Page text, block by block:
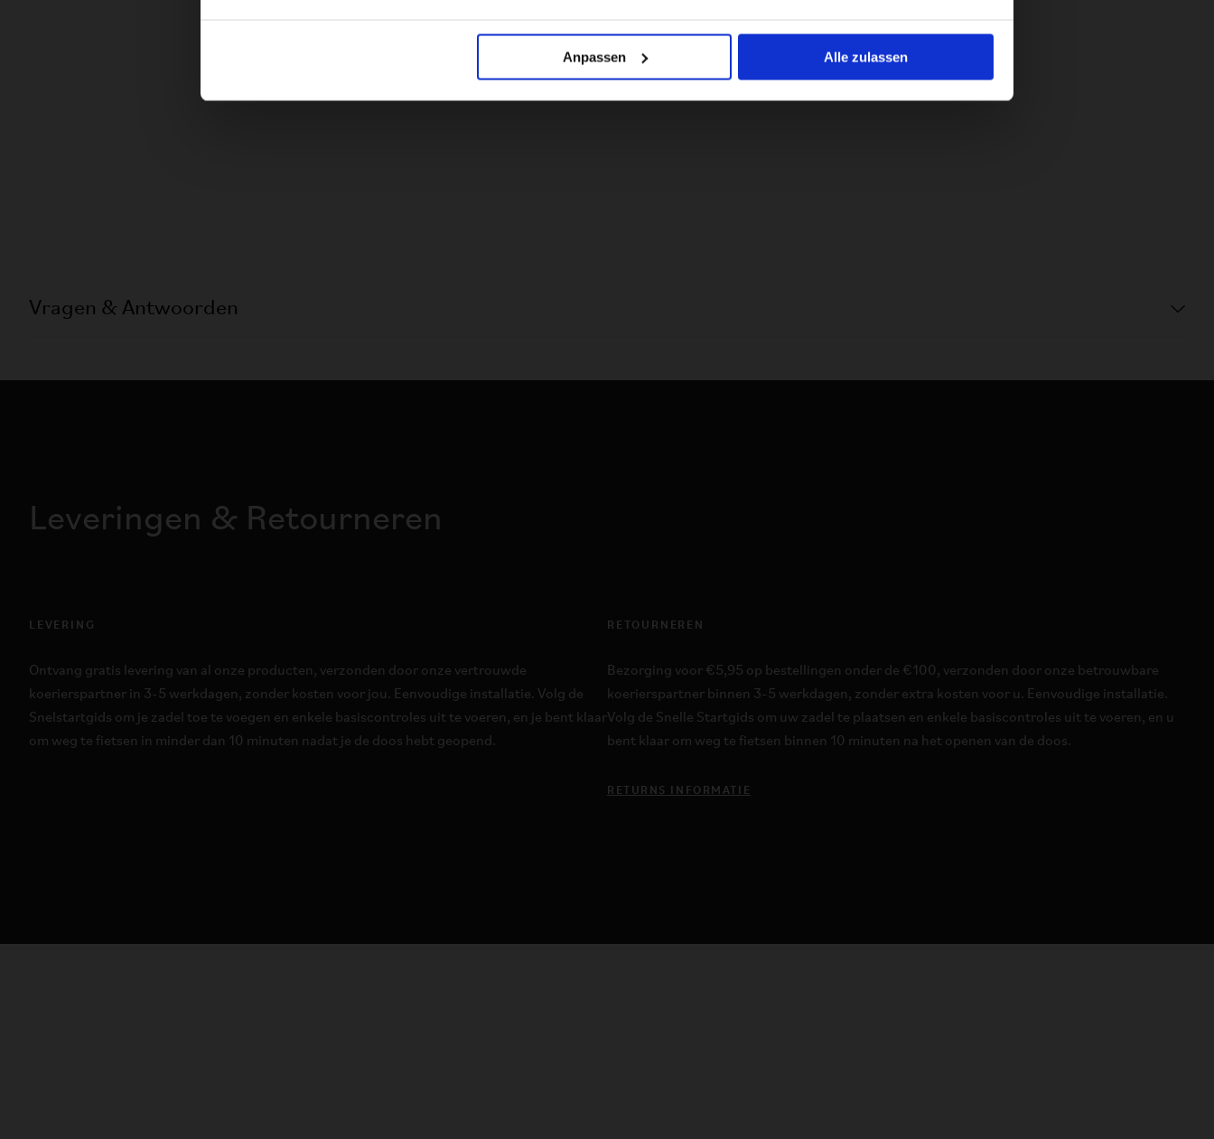
Anpassen Alle zulassen
Vragen & Antwoorden
Leveringen & Retourneren
LEVERING
Ontvang gratis levering van al onze producten, verzonden door onze vertrouwde
koerierspartner in 3-5 werkdagen, zonder kosten voor jou. Eenvoudige installatie. Volg de
Snelstartgids om je zadel toe te voegen en enkele basiscontroles uit te voeren, en je bent klaar
om weg te fietsen in minder dan 10 minuten nadat je de doos hebt geopend.
RETOURNEREN
Bezorging voor €5,95 op bestellingen onder de €100, verzonden door onze betrouwbare
koerierspartner binnen 3-5 werkdagen, zonder extra kosten voor u. Eenvoudige installatie.
Volg de Snelle Startgids om uw zadel te plaatsen en enkele basiscontroles uit te voeren, en u
bent klaar om weg te fietsen binnen 10 minuten na het openen van de doos.
RETURNS INFORMATIE